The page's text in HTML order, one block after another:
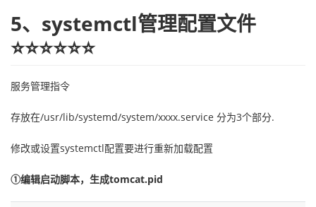
5、systemctl管理配置文件
⭐⭐⭐⭐⭐⭐
服务管理指令
存放在/usr/lib/systemd/system/xxxx.service 分为3个部分.
修改或设置systemctl配置要进行重新加载配置
①编辑启动脚本，生成tomcat.pid